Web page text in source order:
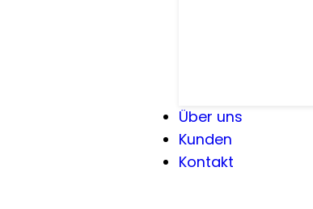
Über uns
Kunden
Kontakt